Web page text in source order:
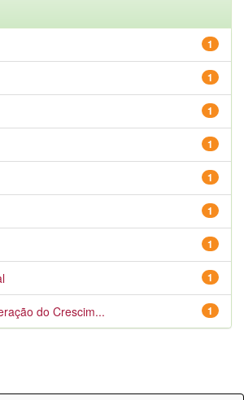
1
1
1
1
1
1
1
1
1
do Crescim...